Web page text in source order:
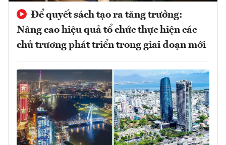
Để quyết sách tạo ra tăng trưởng:
Nâng cao hiệu quả tổ chức thực hiện các
chủ trương phát triển trong giai đoạn mới